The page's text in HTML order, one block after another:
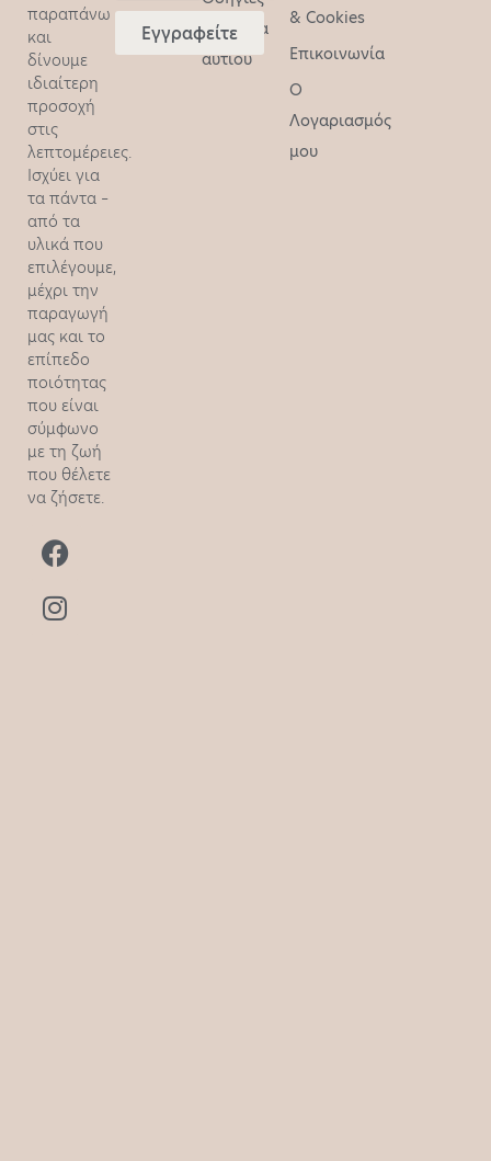
παραπάνω
και
δίνουμε
ιδιαίτερη
προσοχή
στις
λεπτομέρειες.
Ισχύει για
τα πάντα –
από τα
υλικά που
επιλέγουμε,
μέχρι την
παραγωγή
μας και το
επίπεδο
ποιότητας
που είναι
σύμφωνο
με τη ζωή
που θέλετε
να ζήσετε.
τρύπημα
αυτιού
& Cookies
Επικοινωνία
O
Λογαριασμός
μου
Εγγραφείτε